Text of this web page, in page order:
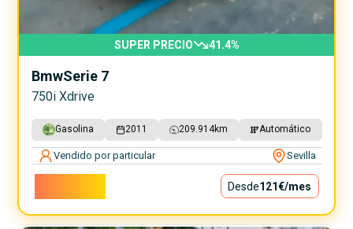
SUPER PRECIO 41.4%
BmwSerie 7
750i Xdrive
Gasolina 2011 209.914km Automático
Vendido por particular Sevilla
Desde121€/mes